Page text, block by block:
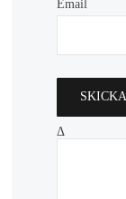
Email
Δ